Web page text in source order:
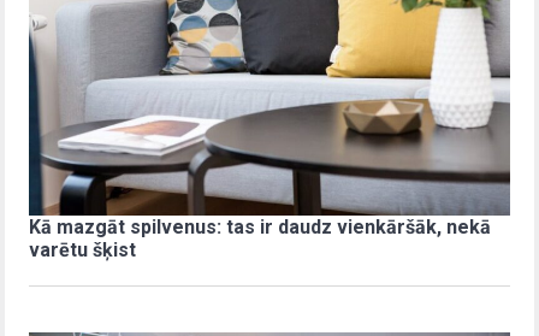
Kā mazgāt spilvenus: tas ir daudz vienkāršāk, nekā
varētu šķist